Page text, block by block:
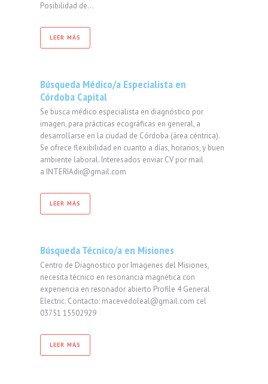
Posibilidad de…
LEER MÁS
Búsqueda Médico/a Especialista en
Córdoba Capital
Se busca médico especialista en diagnóstico por
imagen, para prácticas ecográficas en general, a
desarrollarse en la ciudad de Córdoba (área céntrica).
Se ofrece flexibilidad en cuanto a días, horarios, y buen
ambiente laboral. Interesados enviar CV por mail
a INTERIAdir@gmail.com
LEER MÁS
Búsqueda Técnico/a en Misiones
Centro de Diagnostico por Imagenes del Misiones,
necesita técnico en resonancia magnética con
experiencia en resonador abierto Profile 4 General
Electric. Contacto: macevedoleal@gmail.com cel
03751 15502929
LEER MÁS